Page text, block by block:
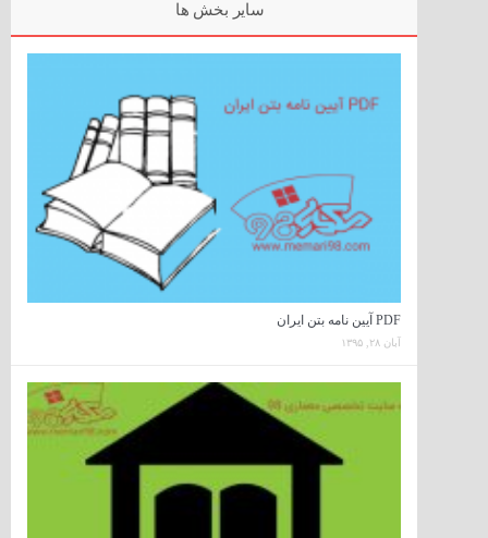
سایر بخش ها
PDF‌ آیین نامه بتن ایران
آبان ۲۸, ۱۳۹۵